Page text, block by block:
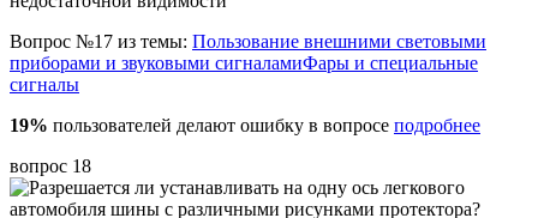
Вопрос №17 из темы: Пользование внешними световыми
приборами и звуковыми сигналамиФары и специальные
сигналы
19% пользователей делают ошибку в вопросе подробнее
вопрос 18